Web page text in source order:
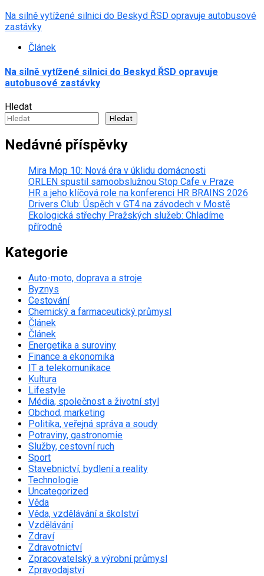
Na silně vytížené silnici do Beskyd ŘSD opravuje autobusové
zastávky
Článek
Na silně vytížené silnici do Beskyd ŘSD opravuje
autobusové zastávky
Hledat
Hledat
Nedávné příspěvky
Mira Mop 10: Nová éra v úklidu domácnosti
ORLEN spustil samoobslužnou Stop Cafe v Praze
HR a jeho klíčová role na konferenci HR BRAINS 2026
Drivers Club: Úspěch v GT4 na závodech v Mostě
Ekologická střechy Pražských služeb: Chladíme
přírodně
Kategorie
Auto-moto, doprava a stroje
Byznys
Cestování
Chemický a farmaceutický průmysl
Článek
Článek
Energetika a suroviny
Finance a ekonomika
IT a telekomunikace
Kultura
Lifestyle
Média, společnost a životní styl
Obchod, marketing
Politika, veřejná správa a soudy
Potraviny, gastronomie
Služby, cestovní ruch
Sport
Stavebnictví, bydlení a reality
Technologie
Uncategorized
Věda
Věda, vzdělávání a školství
Vzdělávání
Zdraví
Zdravotnictví
Zpracovatelský a výrobní průmysl
Zpravodajství